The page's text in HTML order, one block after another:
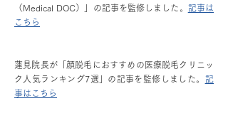
（Medical DOC）」の記事を監修しました。 記事は
こちら
蓮見院長が「顔脱毛におすすめの医療脱毛クリニッ
ク人気ランキング7選」の記事を監修しました。 記
事はこちら